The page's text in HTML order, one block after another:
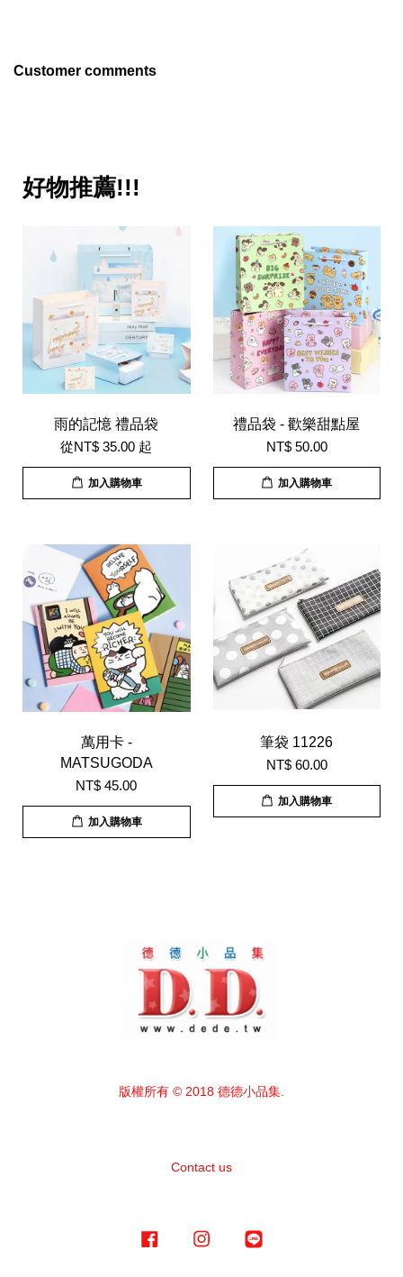
Customer comments
好物推薦!!!
雨的記憶 禮品袋
從NT$ 35.00 起
加入購物車
禮品袋 - 歡樂甜點屋
NT$ 50.00
加入購物車
萬用卡 -
MATSUGODA
NT$ 45.00
加入購物車
筆袋 11226
NT$ 60.00
加入購物車
版權所有 © 2018 德德小品集.
Contact us
Facebook Instagram